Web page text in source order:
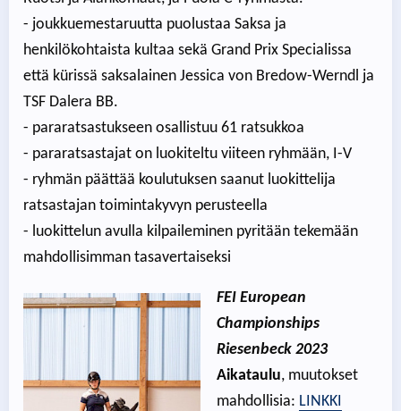
- joukkuemestaruutta puolustaa Saksa ja
henkilökohtaista kultaa sekä Grand Prix Specialissa
että kürissä saksalainen Jessica von Bredow-Werndl ja
TSF Dalera BB.
- pararatsastukseen osallistuu 61 ratsukkoa
- pararatsastajat on luokiteltu viiteen ryhmään, I-V
- ryhmän päättää koulutuksen saanut luokittelija
ratsastajan toimintakyvyn perusteella
- luokittelun avulla kilpaileminen pyritään tekemään
mahdollisimman tasavertaiseksi
FEI European
Championships
Riesenbeck 2023
Aikataulu, muutokset
mahdollisia: LINKKI